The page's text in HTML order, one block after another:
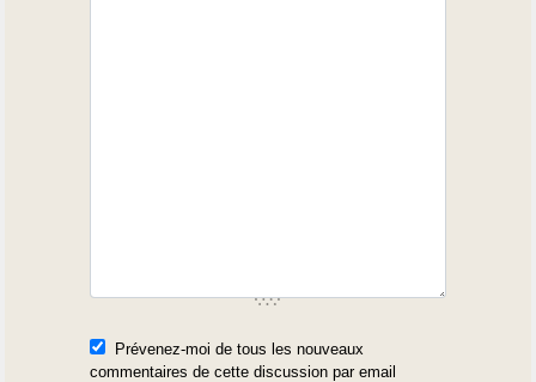
Prévenez-moi de tous les nouveaux
commentaires de cette discussion par email